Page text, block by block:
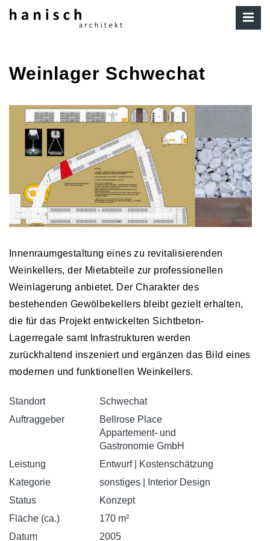
Weinlager Schwechat
Innenraumgestaltung eines zu revitalisierenden
Weinkellers, der Mietabteile zur professionellen
Weinlagerung anbietet. Der Charakter des
bestehenden Gewölbekellers bleibt gezielt erhalten,
die für das Projekt entwickelten Sichtbeton-
Lagerregale samt Infrastrukturen werden
zurückhaltend inszeniert und ergänzen das Bild eines
modernen und funktionellen Weinkellers.
Standort
Schwechat
Auftraggeber
Bellrose Place
Appartement- und
Gastronomie GmbH
Leistung
Entwurf | Kostenschätzung
Kategorie
sonstiges | Interior Design
Status
Konzept
Fläche (ca.)
170 m²
Datum
2005